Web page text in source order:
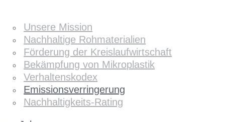
Unsere Mission
Nachhaltige Rohmaterialien
Förderung der Kreislaufwirtschaft
Bekämpfung von Mikroplastik
Verhaltenskodex
Emissionsverringerung
Nachhaltigkeits-Rating